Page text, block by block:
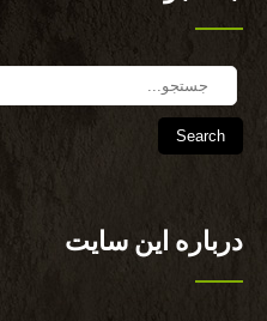
درباره این سایت